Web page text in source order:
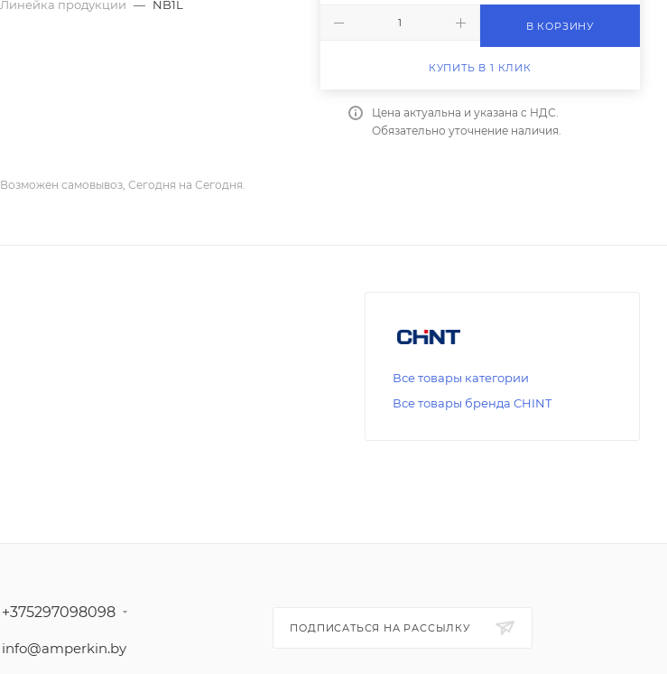
Линейка продукции — NB1L
В КОРЗИНУ
КУПИТЬ В 1 КЛИК
Цена актуальна и указана с НДС.
Обязательно уточнение наличия.
Возможен самовывоз, Сегодня на Сегодня.
Все товары категории
Все товары бренда CHINT
+375297098098
info@amperkin.by
ПОДПИСАТЬСЯ НА РАССЫЛКУ